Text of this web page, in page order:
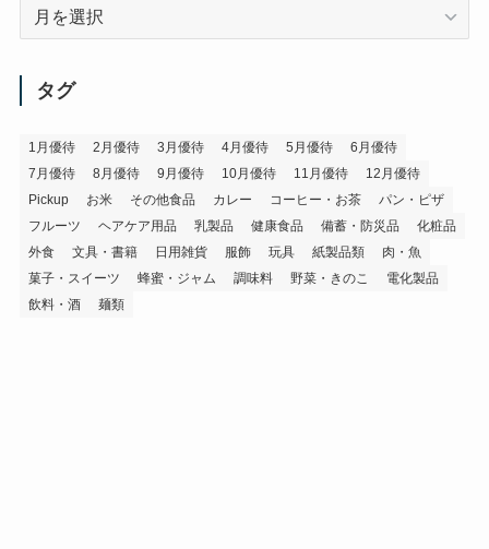
タグ
1月優待 2月優待 3月優待 4月優待 5月優待
6月優待
7月優待
8月優待 9月優待 10月優待 11月優待
12月優待
Pickup
お米 その他食品 カレー コーヒー・お茶
パン・ピザ
フルーツ
ヘアケア用品 乳製品 健康食品 備蓄・防災品
化粧品
外食
文具・書籍 日用雑貨 服飾 玩具 紙製品類
肉・魚
菓子・スイーツ
蜂蜜・ジャム 調味料 野菜・きのこ
電化製品
飲料・酒
麺類